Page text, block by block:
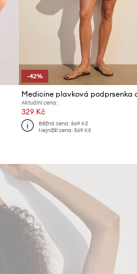
-42%
Aktuální cena:
329 Kč
Běžná cena: 569 Kč
Nejnižší cena: 569 Kč